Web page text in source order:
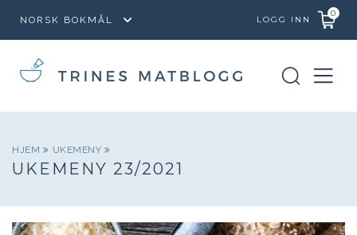
LOGG INN
0
HJEM UKEMENY
UKEMENY 23/2021